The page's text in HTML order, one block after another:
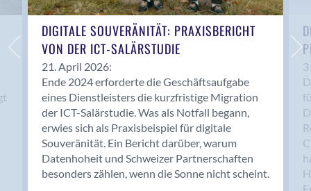
Balzers
Basel
Bassersdorf
Belp
Bendern
Benken (SG)
Bergdietikon
Berlin
Bern
Bern - Liebefeld
DIGITALE SOUVERÄNITÄT: PRAXISBERICHT
VON DER ICT-SALÄRSTUDIE
21. April 2026:
Ende 2024 erforderte die Geschäftsaufgabe
eines Dienstleisters die kurzfristige Migration
der ICT-Salärstudie. Was als Notfall begann,
erwies sich als Praxisbeispiel für digitale
Souveränität. Ein Bericht darüber, warum
Datenhoheit und Schweizer Partnerschaften
besonders zählen, wenn die Sonne nicht scheint.